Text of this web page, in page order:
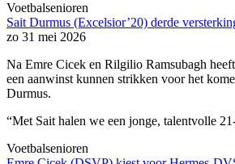
Voetbalsenioren
Sait Durmus (Excelsior’20) derde
zo 31 mei 2026
Na Emre Cicek en Rilgilio Ramsubagh
een aanwinst kunnen strikken voor het
Durmus.
“Met Sait halen we een jonge, talentvolle
Voetbalsenioren